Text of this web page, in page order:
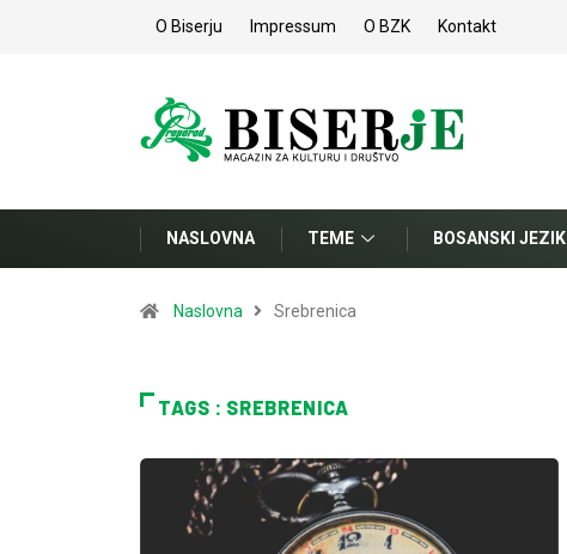
O Biserju Impressum O BZK Kontakt
NASLOVNA TEME BOSANSKI JEZIK
Naslovna Srebrenica
TAGS : SREBRENICA